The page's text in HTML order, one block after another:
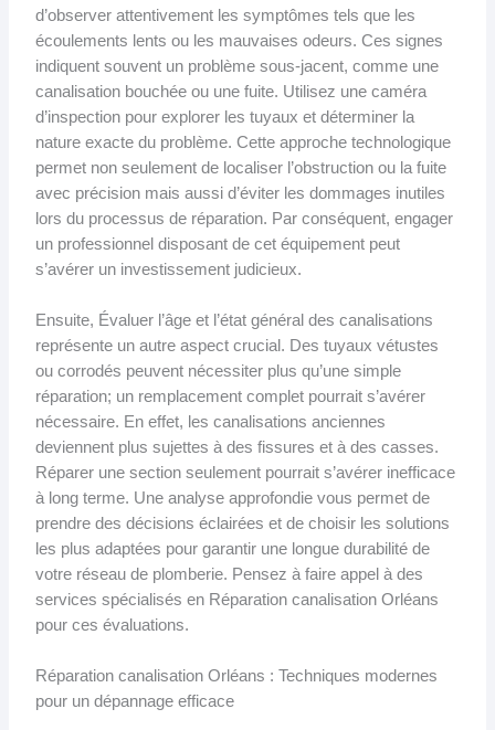
d’observer attentivement les symptômes tels que les
écoulements lents ou les mauvaises odeurs. Ces signes
indiquent souvent un problème sous-jacent, comme une
canalisation bouchée ou une fuite. Utilisez une caméra
d’inspection pour explorer les tuyaux et déterminer la
nature exacte du problème. Cette approche technologique
permet non seulement de localiser l’obstruction ou la fuite
avec précision mais aussi d’éviter les dommages inutiles
lors du processus de réparation. Par conséquent, engager
un professionnel disposant de cet équipement peut
s’avérer un investissement judicieux.
Ensuite, Évaluer l’âge et l’état général des canalisations
représente un autre aspect crucial. Des tuyaux vétustes
ou corrodés peuvent nécessiter plus qu’une simple
réparation; un remplacement complet pourrait s’avérer
nécessaire. En effet, les canalisations anciennes
deviennent plus sujettes à des fissures et à des casses.
Réparer une section seulement pourrait s’avérer inefficace
à long terme. Une analyse approfondie vous permet de
prendre des décisions éclairées et de choisir les solutions
les plus adaptées pour garantir une longue durabilité de
votre réseau de plomberie. Pensez à faire appel à des
services spécialisés en Réparation canalisation Orléans
pour ces évaluations.
Réparation canalisation Orléans : Techniques modernes
pour un dépannage efficace